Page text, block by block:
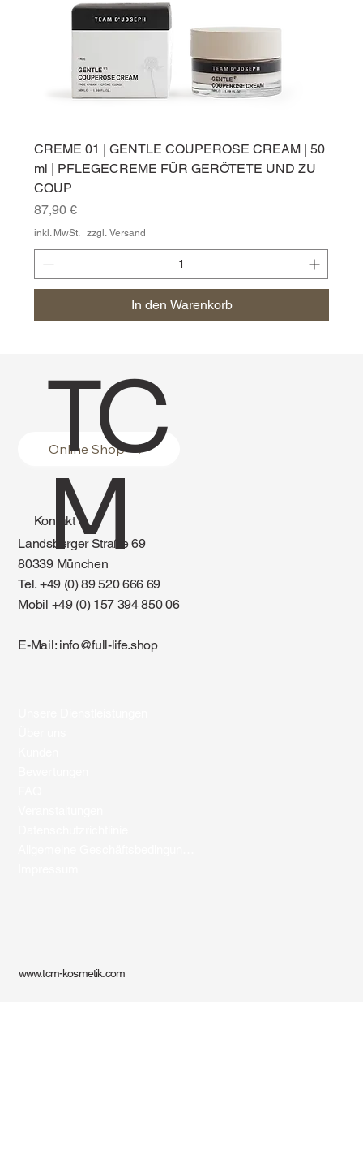
CREME 01 | GENTLE COUPEROSE CREAM | 50
ml | PFLEGECREME FÜR GERÖTETE UND ZU
COUP
Preis
87,90 €
inkl. MwSt.|zzgl. Versand
In den Warenkorb
www.tcm-kosmetik.com
Online Shop
Kontakt
Landsberger Straße 69
80339 München
Tel. +49 (0) 89 520 666 69
Mobil +49 (0) 157 394 850 06
E-Mail: info@full-life.shop
TC
M